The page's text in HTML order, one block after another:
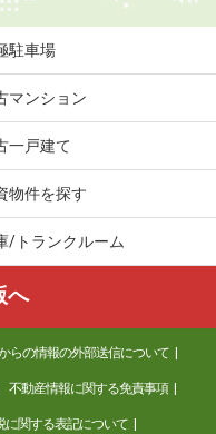
青葉区上杉１
駐車場
マンション
一戸建て
物件を探す
/トランクルーム
へ
らの情報の外部送信について
不動産情報に関する免責事項
に関する表記について